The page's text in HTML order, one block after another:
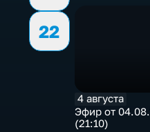
22
4 августа
Эфир от
(21:10)